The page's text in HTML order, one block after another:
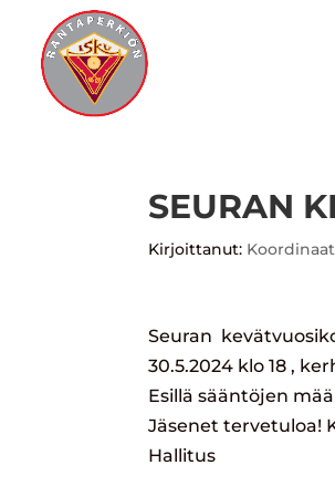
SEURAN
Kirjoittanut:
Seuran
30.5.2024 klo 18 ,
Esillä sääntöjen
Jäsenet tervetuloa!
Hallitus